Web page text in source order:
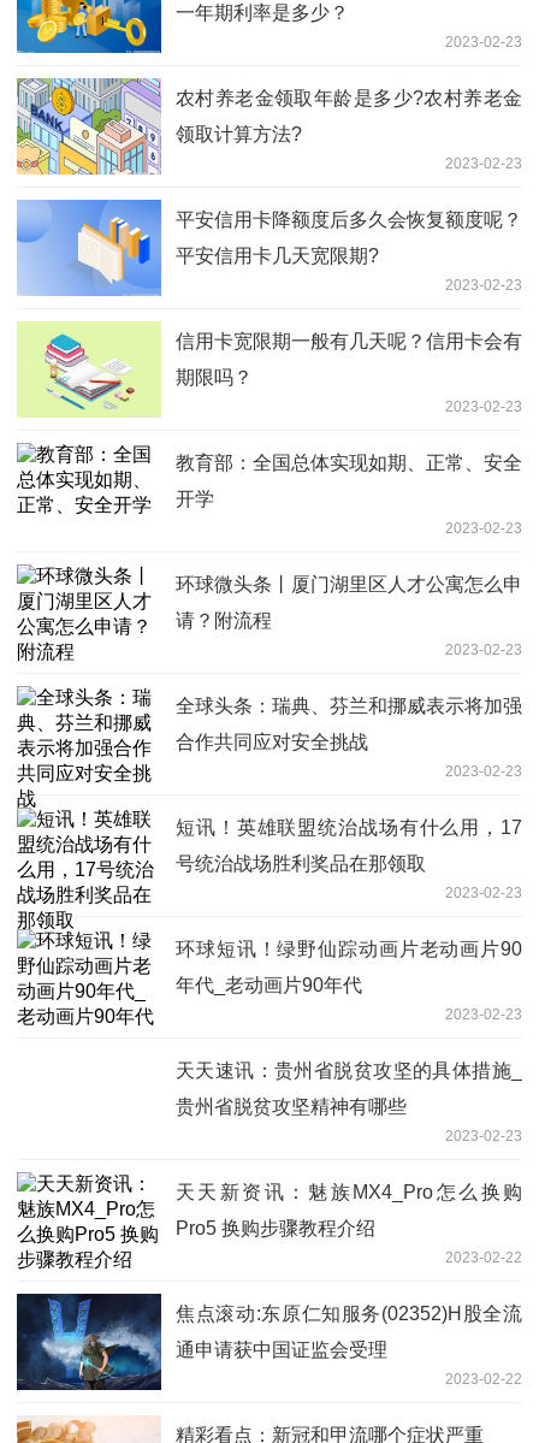
一年期利率是多少？
2023-02-23
农村养老金领取年龄是多少?农村养老金
领取计算方法?
2023-02-23
平安信用卡降额度后多久会恢复额度呢？
平安信用卡几天宽限期?
2023-02-23
信用卡宽限期一般有几天呢？信用卡会有
期限吗？
2023-02-23
教育部：全国总体实现如期、正常、安全
开学
2023-02-23
环球微头条丨厦门湖里区人才公寓怎么申
请？附流程
2023-02-23
全球头条：瑞典、芬兰和挪威表示将加强
合作共同应对安全挑战
2023-02-23
短讯！英雄联盟统治战场有什么用，17
号统治战场胜利奖品在那领取
2023-02-23
环球短讯！绿野仙踪动画片老动画片90
年代_老动画片90年代
2023-02-23
天天速讯：贵州省脱贫攻坚的具体措施_
贵州省脱贫攻坚精神有哪些
2023-02-23
天天新资讯：魅族MX4_Pro怎么换购
Pro5 换购步骤教程介绍
2023-02-22
焦点滚动:东原仁知服务(02352)H股全流
通申请获中国证监会受理
2023-02-22
精彩看点：新冠和甲流哪个症状严重